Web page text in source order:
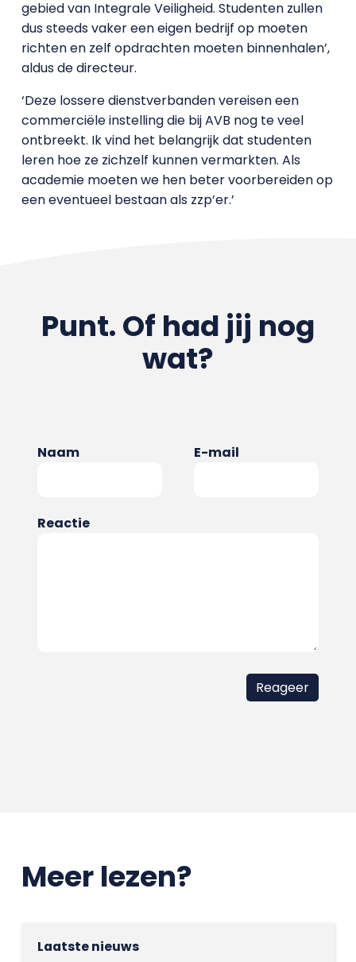
gebied van Integrale Veiligheid. Studenten zullen
dus steeds vaker een eigen bedrijf op moeten
richten en zelf opdrachten moeten binnenhalen’,
aldus de directeur.
‘Deze lossere dienstverbanden vereisen een
commerciële instelling die bij AVB nog te veel
ontbreekt. Ik vind het belangrijk dat studenten
leren hoe ze zichzelf kunnen vermarkten. Als
academie moeten we hen beter voorbereiden op
een eventueel bestaan als zzp’er.’
Punt. Of had jij nog
wat?
Naam E-mail
Reactie
Meer lezen?
Laatste nieuws